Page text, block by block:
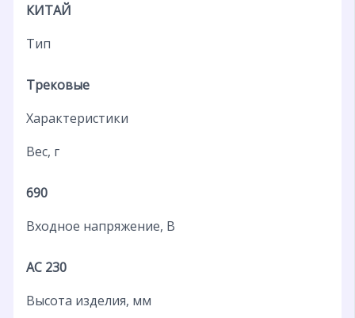
КИТАЙ
Тип
Трековые
Характеристики
Вес, г
690
Входное напряжение, В
AC 230
Высота изделия, мм